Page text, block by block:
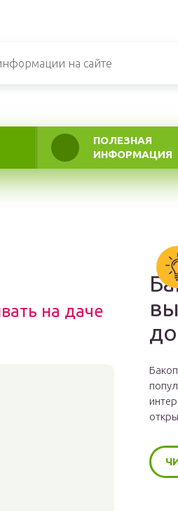
ПОЛЕЗНАЯ
ИНФОРМАЦИЯ
на даче